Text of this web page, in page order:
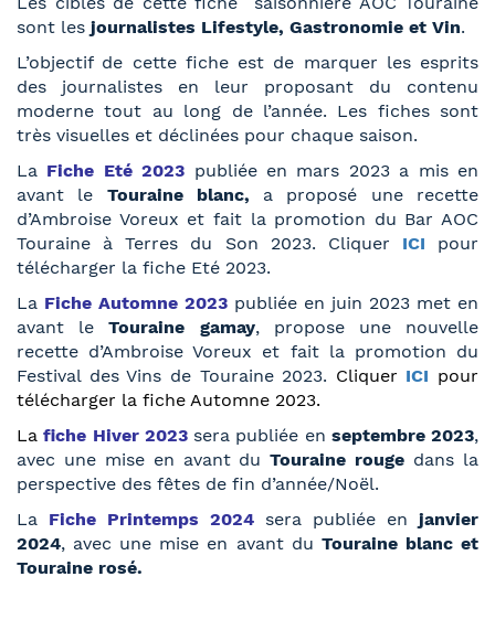
sont les journalistes Lifestyle, Gastronomie et Vin.
L’objectif de cette fiche est de marquer les esprits
des journalistes en leur proposant du contenu
moderne tout au long de l’année. Les fiches sont
très visuelles et déclinées pour chaque saison.
La Fiche Eté 2023 publiée en mars 2023 a mis en
avant le Touraine blanc, a proposé une recette
d’Ambroise Voreux et fait la promotion du Bar AOC
Touraine à Terres du Son 2023. Cliquer ICI pour
télécharger la fiche Eté 2023.
La Fiche Automne 2023 publiée en juin 2023 met en
avant leTouraine gamay, propose une nouvelle
recette d’Ambroise Voreux et fait la promotion du
Festival des Vins de Touraine 2023. Cliquer ICI pour
télécharger la fiche Automne 2023.
La fiche Hiver 2023sera publiée en septembre 2023,
avec une mise en avant duTouraine rouge dans la
perspective des fêtes de fin d’année/Noël.
La Fiche Printemps 2024 sera publiée en janvier
2024, avec une mise en avant du Touraine blanc et
Touraine rosé.